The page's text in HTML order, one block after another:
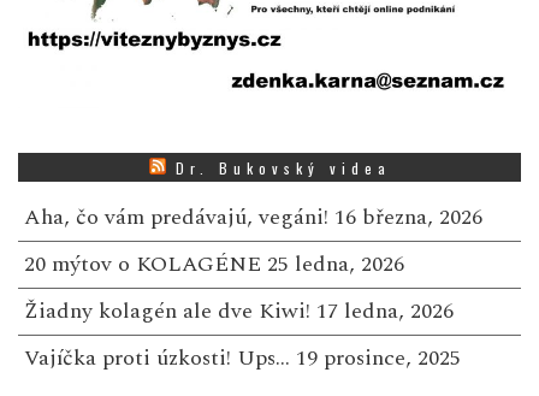
Dr. Bukovský videa
Aha, čo vám predávajú, vegáni! 16 března, 2026
20 mýtov o KOLAGÉNE 25 ledna, 2026
Žiadny kolagén ale dve Kiwi! 17 ledna, 2026
Vajíčka proti úzkosti! Ups… 19 prosince, 2025